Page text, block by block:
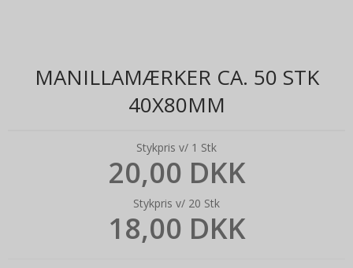
MANILLAMÆRKER CA. 50 STK
40X80MM
Stykpris v/ 1 Stk
20,00 DKK
Stykpris v/ 20 Stk
18,00 DKK